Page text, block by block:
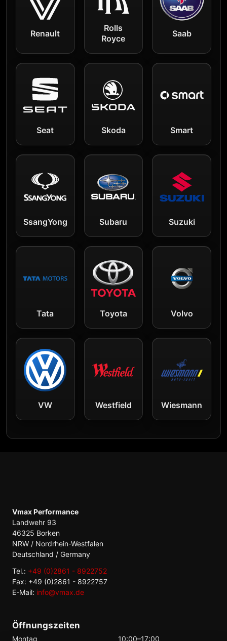
Renault
Rolls
Royce
Saab
Seat Skoda Smart
SsangYong Subaru Suzuki
Tata Toyota Volvo
VW Westfield Wiesmann
Vmax Performance
Landwehr 93
46325 Borken
NRW / Nordrhein-Westfalen
Deutschland / Germany
Tel.: +49 (0)2861 - 8922752
Fax: +49 (0)2861 - 8922757
E-Mail: info@vmax.de
Öffnungszeiten
Montag 10:00–17:00